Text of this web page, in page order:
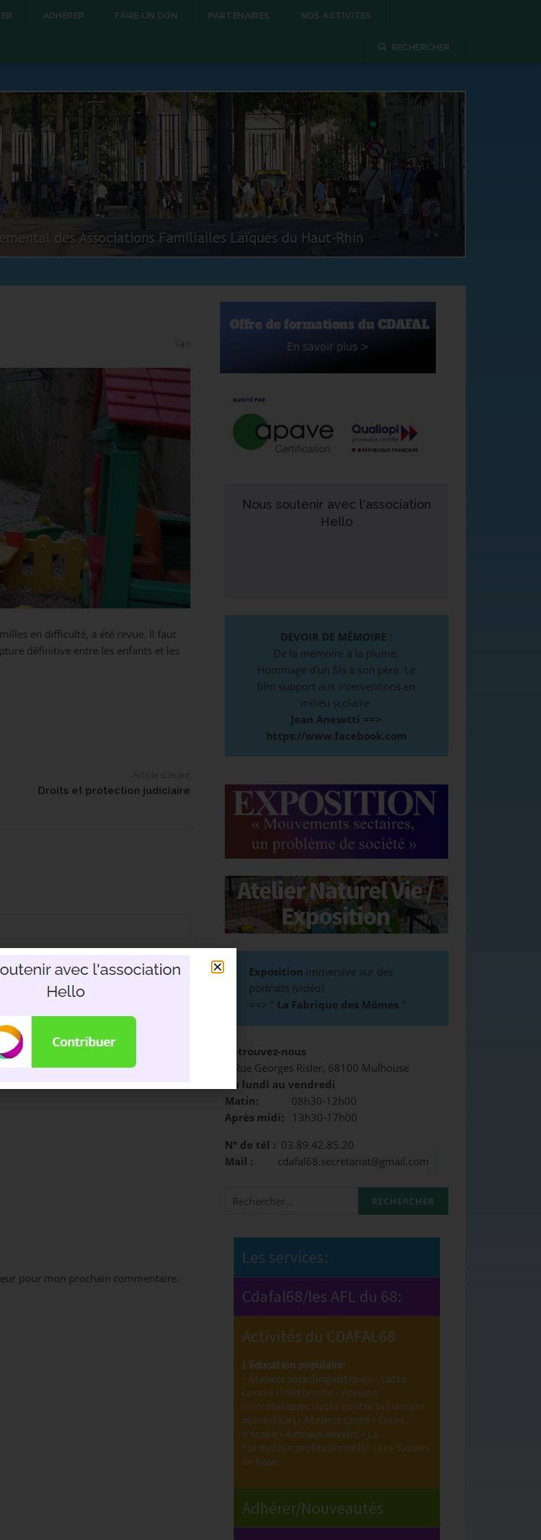
ADHÉRER FAIRE UN DON PARTENAIRES NOS ACTIVITES
RECHERCHER
en difficulté, a été revue. Il faut
définitive entre les enfants et les
Droits et protection judiciaire
pour mon prochain commentaire.
Nous soutenir avec l'association
Hello
DEVOIR DE MÉMOIRE :
De la mémoire à la plume.
Hommage d’un fils à son père. Le
film support aux interventions en
milieu scolaire.
Jean Anesetti ==>
https://www.facebook.com
Exposition immersive sur des
portraits (vidéo)
==> " La Fabrique des Mômes "
Retrouvez-nous
3 Rue Georges Risler, 68100 Mulhouse
Du lundi au vendredi
Matin: 08h30-12h00
Après midi: 13h30-17h00
N° de tél : 03.89.42.85.20
Mail : cdafal68.secretariat@gmail.com